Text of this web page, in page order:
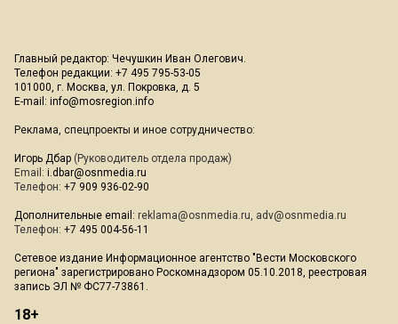
Главный редактор: Чечушкин Иван Олегович.
Телефон редакции: +7 495 795-53-05
101000, г. Москва, ул. Покровка, д. 5
E-mail: info@mosregion.info
Реклама, спецпроекты и иное сотрудничество:
Игорь Дбар (Руководитель отдела продаж)
Email: i.dbar@osnmedia.ru
Телефон: +7 909 936-02-90
Дополнительные email: reklama@osnmedia.ru, adv@osnmedia.ru
Телефон: +7 495 004-56-11
Сетевое издание Информационное агентство "Вести Московского
региона" зарегистрировано Роскомнадзором 05.10.2018, реестровая
запись ЭЛ № ФС77-73861.
18+